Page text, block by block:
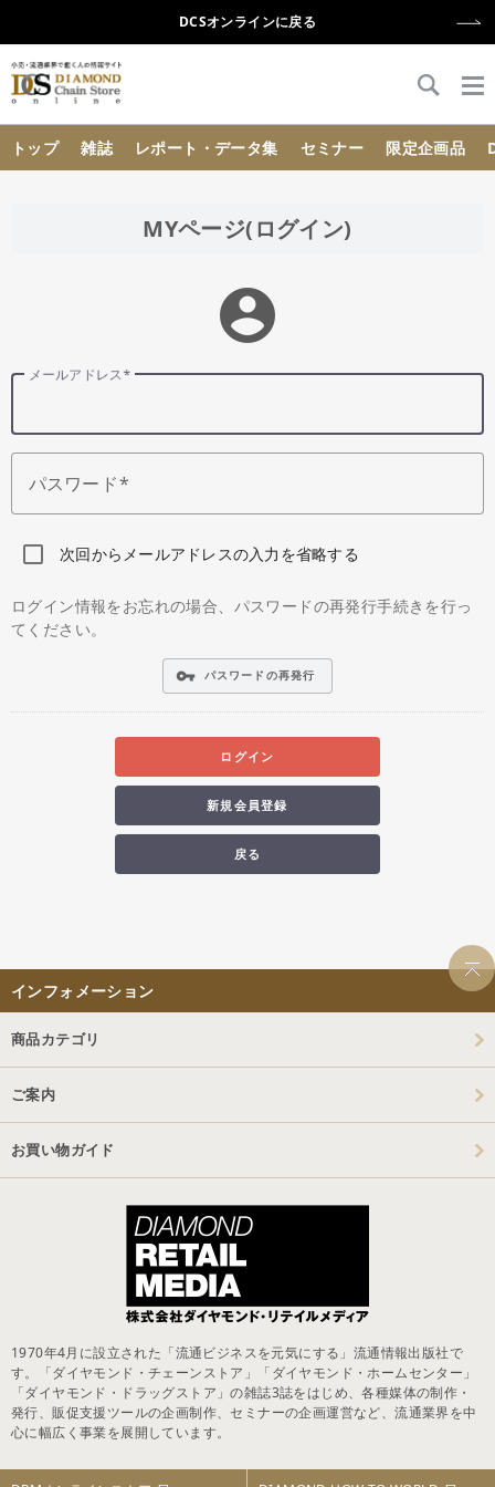
DCSオンラインに戻る
トップ 雑誌 レポート・データ集 セミナー 限定企画品
MYページ(ログイン)
account_circle
メールアドレス
パスワード
次回からメールアドレスの入力を省略する
ログイン情報をお忘れの場合、パスワードの再発行手続きを行っ
てください。
vpn_key パスワードの再発行
ログイン
新規会員登録
戻る
インフォメーション
商品カテゴリ
ご案内
お買い物ガイド
1970年4月に設立された「流通ビジネスを元気にする」流通情報出版社で
す。「ダイヤモンド・チェーンストア」「ダイヤモンド・ホームセンター」
「ダイヤモンド・ドラッグストア」の雑誌3誌をはじめ、各種媒体の制作・
発行、販促支援ツールの企画制作、セミナーの企画運営など、流通業界を中
心に幅広く事業を展開しています。